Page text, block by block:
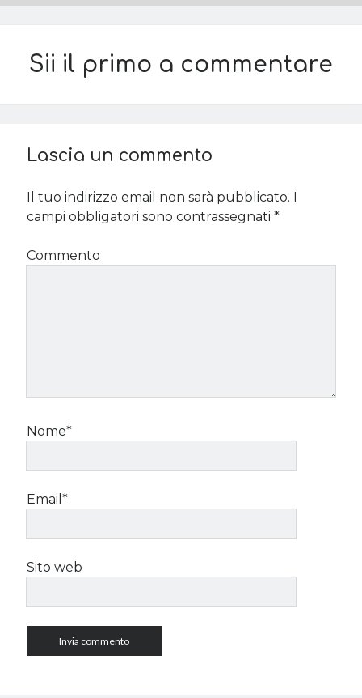
Sii il primo a commentare
Lascia un commento
Il tuo indirizzo email non sarà pubblicato. I
campi obbligatori sono contrassegnati*
Commento
Nome*
Email*
Sito web